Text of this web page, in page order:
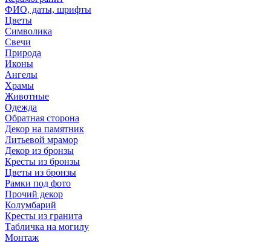
ФИО, даты, шрифты
Цветы
Символика
Свечи
Природа
Иконы
Ангелы
Храмы
Животные
Одежда
Обратная сторона
Декор на памятник
Литьевой мрамор
Декор из бронзы
Кресты из бронзы
Цветы из бронзы
Рамки под фото
Прочий декор
Колумбарий
Кресты из гранита
Табличка на могилу
Монтаж